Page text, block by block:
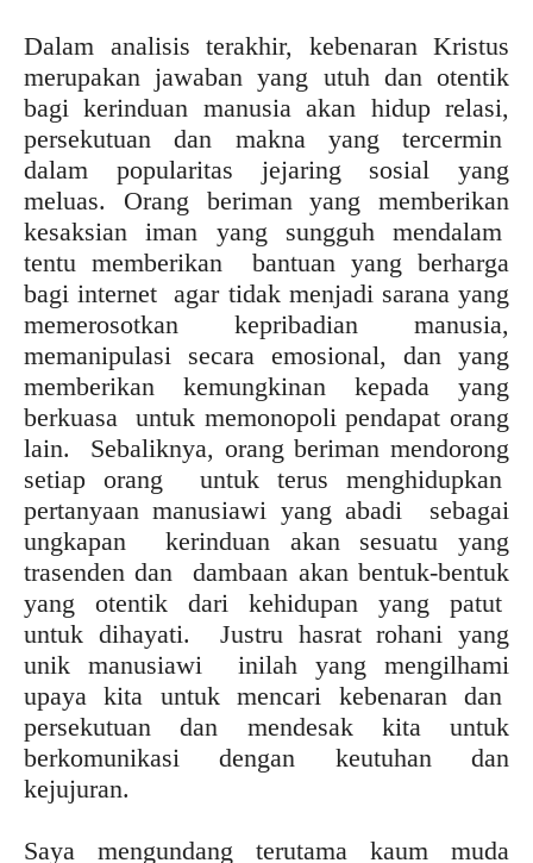
Dalam analisis terakhir, kebenaran Kristus
merupakan jawaban yang utuh dan otentik
bagi kerinduan manusia akan hidup relasi,
persekutuan dan makna yang tercermin
dalam popularitas jejaring sosial yang
meluas. Orang beriman yang memberikan
kesaksian iman yang sungguh mendalam
tentu memberikan bantuan yang berharga
bagi internet agar tidak menjadi sarana yang
memerosotkan kepribadian manusia,
memanipulasi secara emosional, dan yang
memberikan kemungkinan kepada yang
berkuasa untuk memonopoli pendapat orang
lain. Sebaliknya, orang beriman mendorong
setiap orang untuk terus menghidupkan
pertanyaan manusiawi yang abadi sebagai
ungkapan kerinduan akan sesuatu yang
trasenden dan dambaan akan bentuk-bentuk
yang otentik dari kehidupan yang patut
untuk dihayati. Justru hasrat rohani yang
unik manusiawi inilah yang mengilhami
upaya kita untuk mencari kebenaran dan
persekutuan dan mendesak kita untuk
berkomunikasi dengan keutuhan dan
kejujuran.
Saya mengundang terutama kaum muda